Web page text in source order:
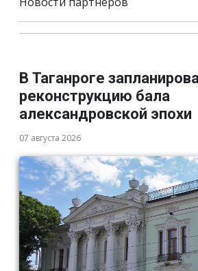
В Таганроге
реконструкцию бала
александровской эпохи
07 августа 2026